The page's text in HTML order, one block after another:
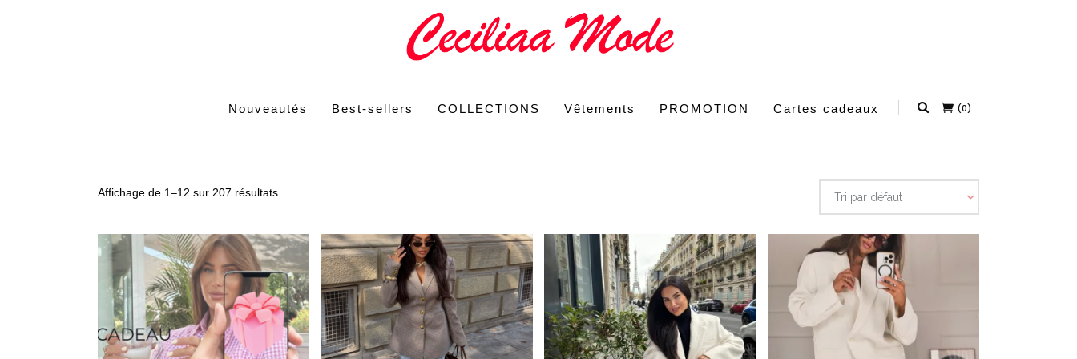
Nouveautés Best-sellers COLLECTIONS Vêtements PROMOTION Cartes cadeaux (0)
Affichage de 1–12 sur 207 résultats Tri par défaut
Ce produit a plusieurs variations. Les options peuvent être choisies sur la page du produit Ce produit a plusieurs variations. Les options peuvent être choisies sur la page du produit Ce produit a plusieurs variations. Les options peuvent être choisies sur la page du produit Ce produit a plusieurs variations. Les options peuvent être choisies sur la page du produit